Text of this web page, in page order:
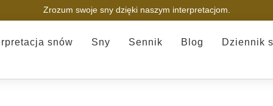
Zrozum swoje sny dzięki naszym interpretacjom.
snów Sny Sennik Blog Dziennik